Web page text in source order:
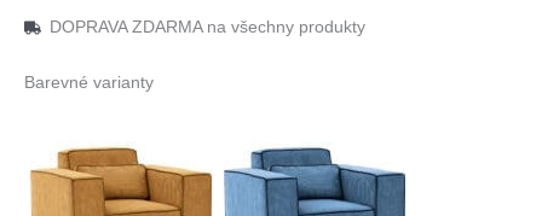
DOPRAVA ZDARMA na všechny produkty
Barevné varianty